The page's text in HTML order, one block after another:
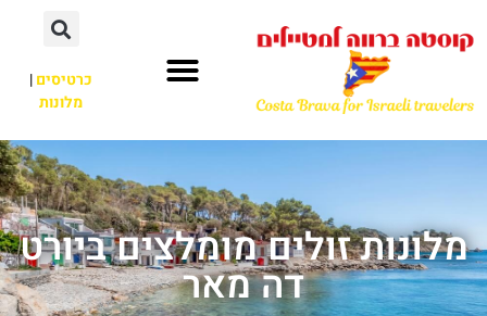
כרטיסים|
מלונות
מלונות זולים מומלצים ביורט
דה מאר